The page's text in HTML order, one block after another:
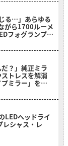
る…」あらゆる
がら1700ルーメ
フォグランプユ
？」純正ミラ
トレスを解消
ミラー」を紹
LEDヘッドライ
レシャス・レ